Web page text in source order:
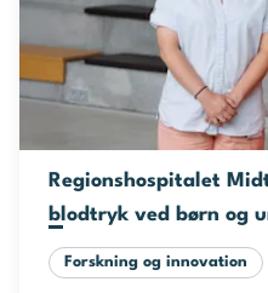
Regionshospitalet
blodtryk ved børn og
Forskning og innovation